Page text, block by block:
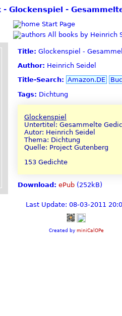
Glockenspiel -
Start Page
All books by Heinrich
Title: Glockenspiel -
Author: Heinrich Seidel
Title-Search: Amazon.DE
Tags: Dichtung
Glockenspiel
Untertitel: Gesammelte
Autor: Heinrich Seidel
Thema: Dichtung
Quelle: Project Gutenberg
153 Gedichte
Download: ePub(252kB)
Last Update: 08-03-2011
Created by miniCalOPe